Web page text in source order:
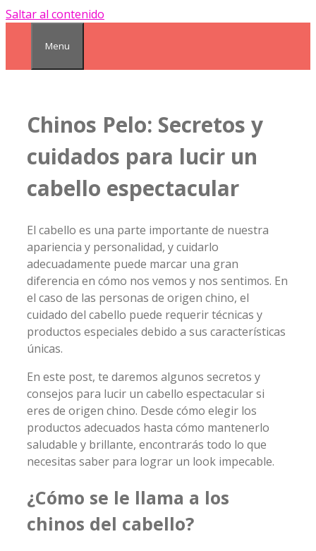
Saltar al contenido
Menu
Chinos Pelo: Secretos y
cuidados para lucir un
cabello espectacular
El cabello es una parte importante de nuestra
apariencia y personalidad, y cuidarlo
adecuadamente puede marcar una gran
diferencia en cómo nos vemos y nos sentimos. En
el caso de las personas de origen chino, el
cuidado del cabello puede requerir técnicas y
productos especiales debido a sus características
únicas.
En este post, te daremos algunos secretos y
consejos para lucir un cabello espectacular si
eres de origen chino. Desde cómo elegir los
productos adecuados hasta cómo mantenerlo
saludable y brillante, encontrarás todo lo que
necesitas saber para lograr un look impecable.
¿Cómo se le llama a los
chinos del cabello?